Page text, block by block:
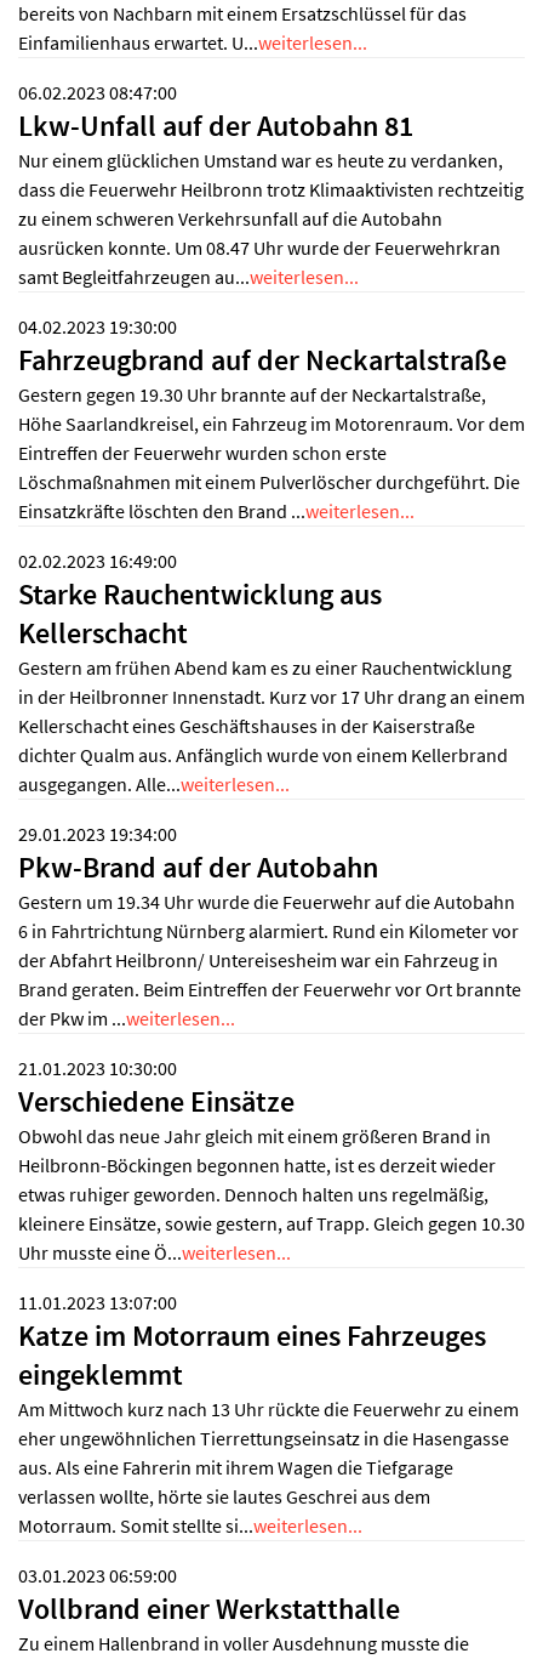
bereits von Nachbarn mit einem Ersatzschlüssel für das
Einfamilienhaus erwartet. U...weiterlesen...
06.02.2023 08:47:00
Lkw-Unfall auf der Autobahn 81
Nur einem glücklichen Umstand war es heute zu verdanken,
dass die Feuerwehr Heilbronn trotz Klimaaktivisten rechtzeitig
zu einem schweren Verkehrsunfall auf die Autobahn
ausrücken konnte. Um 08.47 Uhr wurde der Feuerwehrkran
samt Begleitfahrzeugen au...weiterlesen...
04.02.2023 19:30:00
Fahrzeugbrand auf der Neckartalstraße
Gestern gegen 19.30 Uhr brannte auf der Neckartalstraße,
Höhe Saarlandkreisel, ein Fahrzeug im Motorenraum. Vor dem
Eintreffen der Feuerwehr wurden schon erste
Löschmaßnahmen mit einem Pulverlöscher durchgeführt. Die
Einsatzkräfte löschten den Brand ...weiterlesen...
02.02.2023 16:49:00
Starke Rauchentwicklung aus
Kellerschacht
Gestern am frühen Abend kam es zu einer Rauchentwicklung
in der Heilbronner Innenstadt. Kurz vor 17 Uhr drang an einem
Kellerschacht eines Geschäftshauses in der Kaiserstraße
dichter Qualm aus. Anfänglich wurde von einem Kellerbrand
ausgegangen. Alle...weiterlesen...
29.01.2023 19:34:00
Pkw-Brand auf der Autobahn
Gestern um 19.34 Uhr wurde die Feuerwehr auf die Autobahn
6 in Fahrtrichtung Nürnberg alarmiert. Rund ein Kilometer vor
der Abfahrt Heilbronn/ Untereisesheim war ein Fahrzeug in
Brand geraten. Beim Eintreffen der Feuerwehr vor Ort brannte
der Pkw im ...weiterlesen...
21.01.2023 10:30:00
Verschiedene Einsätze
Obwohl das neue Jahr gleich mit einem größeren Brand in
Heilbronn-Böckingen begonnen hatte, ist es derzeit wieder
etwas ruhiger geworden. Dennoch halten uns regelmäßig,
kleinere Einsätze, sowie gestern, auf Trapp. Gleich gegen 10.30
Uhr musste eine Ö...weiterlesen...
11.01.2023 13:07:00
Katze im Motorraum eines Fahrzeuges
eingeklemmt
Am Mittwoch kurz nach 13 Uhr rückte die Feuerwehr zu einem
eher ungewöhnlichen Tierrettungseinsatz in die Hasengasse
aus. Als eine Fahrerin mit ihrem Wagen die Tiefgarage
verlassen wollte, hörte sie lautes Geschrei aus dem
Motorraum. Somit stellte si...weiterlesen...
03.01.2023 06:59:00
Vollbrand einer Werkstatthalle
Zu einem Hallenbrand in voller Ausdehnung musste die